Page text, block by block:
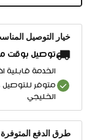
خيار التوصيل
توصيل بوقت
الخدمة قابلية
متوفر
الخليجي
طرق الدفع المتوفرة